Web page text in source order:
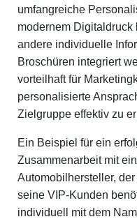
umfangreiche
modernem Digitaldruck
andere individuelle
Broschüren integriert
vorteilhaft für
personalisierte
Zielgruppe effektiv zu
Ein Beispiel für ein
Zusammenarbeit mit
Automobilhersteller,
seine VIP-Kunden
individuell mit dem